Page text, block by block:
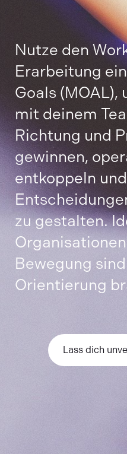
Nutze den
Erarbeitung
Goals (MOAL),
mit deinem
Richtung und
gewinnen,
entkoppeln
zu gestalten.
Bewegung
Orientierung
Lass dich